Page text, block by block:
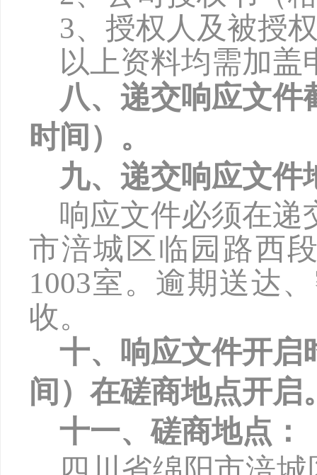
3、授权人及被授
以上资料均需加
八、递交响应文件
时间）。
九、递交响应文件
响应文件必须在递
市涪城区临园路西
1003室。逾期送达
收。
十、响应文件开启
间）在磋商地点开启
十一、磋商地点：